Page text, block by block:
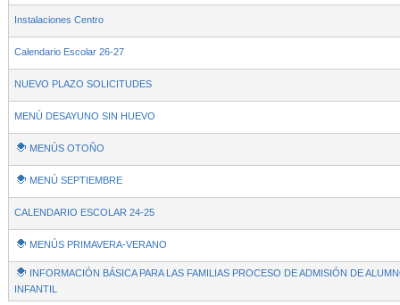
Instalaciones Centro
Calendario Escolar 26-27
NUEVO PLAZO SOLICITUDES
MENÚ DESAYUNO SIN HUEVO
MENÚS OTOÑO
MENÚ SEPTIEMBRE
CALENDARIO ESCOLAR 24-25
MENÚS PRIMAVERA-VERANO
INFORMACIÓN BÁSICA PARA LAS FAMILIAS PROCESO DE ADMISIÓN DE
INFANTIL